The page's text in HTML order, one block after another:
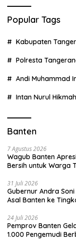
Popular Tags
Kabupaten
Polresta
Andi Muhammad
Intan Nurul Hikmah
Banten
7 Agustus 2026
Wagub Banten
Bersih untuk Warga
31 Juli 2026
Gubernur Andra
Asal Banten ke
24 Juli 2026
Pemprov Banten
1.000 Pengemudi